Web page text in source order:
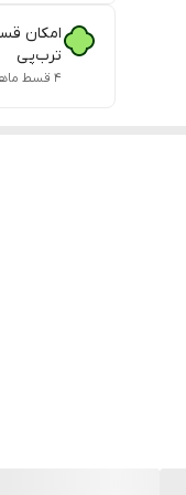
امکان
ترب‌پی
۴ قسط ماهانه. بدون سود، چک و ضامن.